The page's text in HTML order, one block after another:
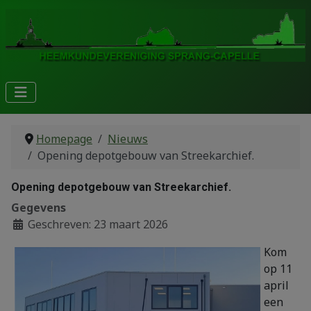
Homepage
Nieuws
Opening depotgebouw van Streekarchief.
Opening depotgebouw van Streekarchief.
Gegevens
Geschreven: 23 maart 2026
Kom
op 11
april
een